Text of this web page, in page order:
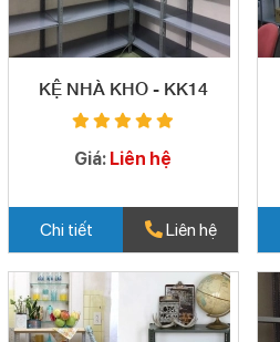
KỆ NHÀ KHO - KK14
Giá: Liên hệ
Chi tiết Liên hệ